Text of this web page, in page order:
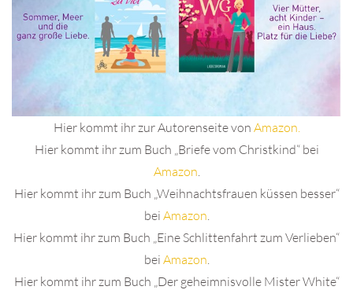
Hier kommt ihr zur Autorenseite von Amazon.
Hier kommt ihr zum Buch „Briefe vom Christkind“ bei
Amazon.
Hier kommt ihr zum Buch „Weihnachtsfrauen küssen besser“
bei Amazon.
Hier kommt ihr zum Buch „Eine Schlittenfahrt zum Verlieben“
bei Amazon.
Hier kommt ihr zum Buch „Der geheimnisvolle Mister White“